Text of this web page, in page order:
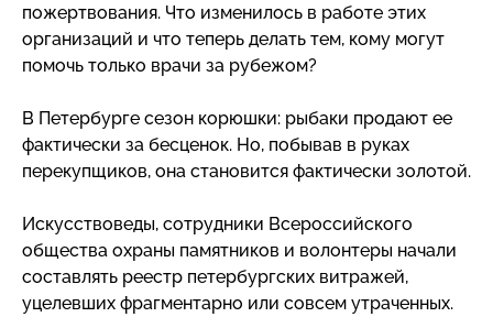
пожертвования. Что изменилось в работе этих
организаций и что теперь делать тем, кому могут
помочь только врачи за рубежом?
В Петербурге сезон корюшки: рыбаки продают ее
фактически за бесценок. Но, побывав в руках
перекупщиков, она становится фактически золотой.
Искусствоведы, сотрудники Всероссийского
общества охраны памятников и волонтеры начали
составлять реестр петербургских витражей,
уцелевших фрагментарно или совсем утраченных.